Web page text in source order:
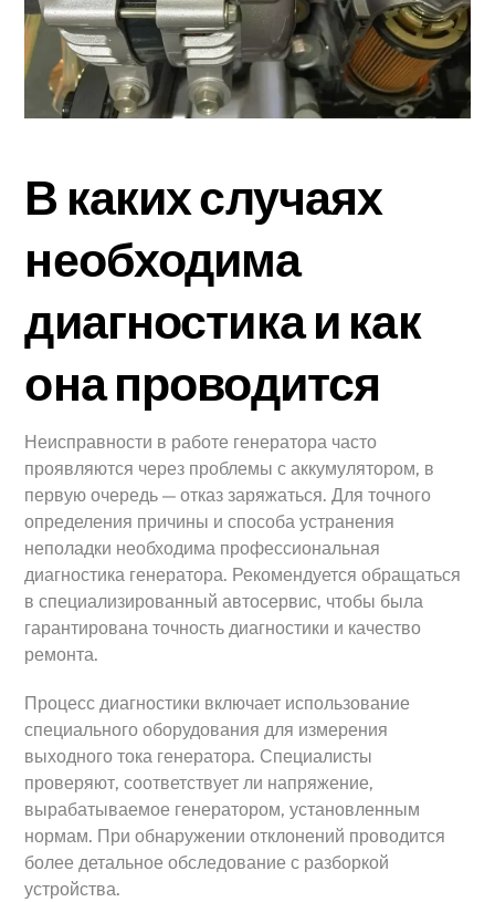
В каких случаях
необходима
диагностика и как
она проводится
Неисправности в работе генератора часто
проявляются через проблемы с аккумулятором, в
первую очередь — отказ заряжаться. Для точного
определения причины и способа устранения
неполадки необходима профессиональная
диагностика генератора. Рекомендуется обращаться
в специализированный автосервис, чтобы была
гарантирована точность диагностики и качество
ремонта.
Процесс диагностики включает использование
специального оборудования для измерения
выходного тока генератора. Специалисты
проверяют, соответствует ли напряжение,
вырабатываемое генератором, установленным
нормам. При обнаружении отклонений проводится
более детальное обследование с разборкой
устройства.